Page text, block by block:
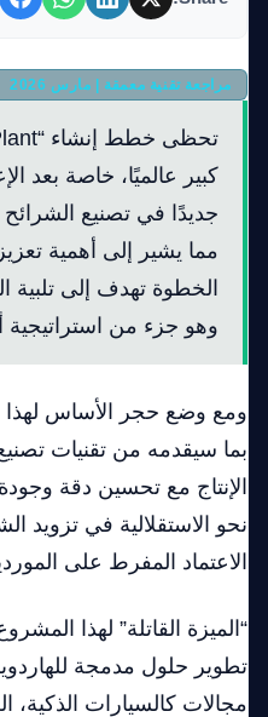
مراجعة تقنية معمقة | مارس 2026
كبير عالميًا، خاصة بعد
جديدًا في تصنيع
مما يشير إلى أهمية تعزيز
الخطوة تهدف إلى تلبية
وهو جزء من استراتيجية
ومع وضع حجر الأساس لهذا
بما سيقدمه من تقنيات
الإنتاج مع تحسين دقة
نحو الاستقلالية في تزويد
الاعتماد المفرط على
“الميزة القاتلة” لهذا
تطوير حلول مدمجة
مجالات كالسيارات الذكية،